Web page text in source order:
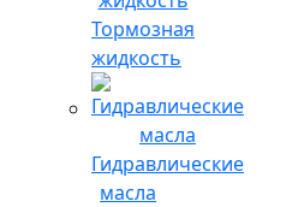
Тормозная
жидкость
Гидравлические
масла